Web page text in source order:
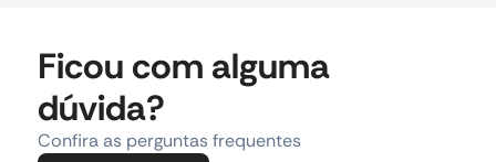
Ficou com alguma
dúvida?
Confira as perguntas frequentes